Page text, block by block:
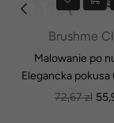
Brushme
Malowanie po
Elegancka
Normalna
72,67 zl